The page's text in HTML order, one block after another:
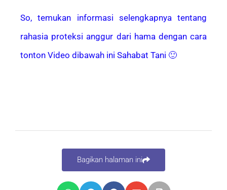
So, temukan informasi selengkapnya tentang
rahasia proteksi anggur dari hama dengan cara
tonton Video dibawah ini Sahabat Tani 🙂
Bagikan halaman ini